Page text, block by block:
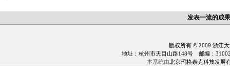
发表一流的成
版权所有 © 2009 浙江
地址：杭州市天目山路148号 邮编：
本系统由北京玛格泰克科技发展